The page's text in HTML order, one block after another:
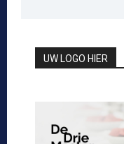
UW LOGO HIER